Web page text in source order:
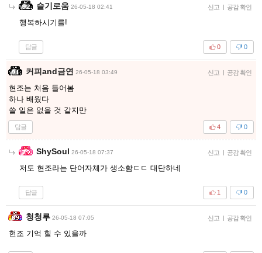
슬기로움 26-05-18 02:41 신고 | 공감 확인
행복하시기를!
답글 0
0
커피and금연 26-05-18 03:49 신고 | 공감 확인
현조는 처음 들어봄
하나 배웠다
쓸 일은 없을 것 같지만
답글 0
4
ShySoul 26-05-18 07:37 신고 | 공감 확인
저도 현조라는 단어자체가 생소함ㄷㄷ 대단하네
답글 0
1
청청루 26-05-18 07:05 신고 | 공감 확인
현조 기억 힐 수 있을까